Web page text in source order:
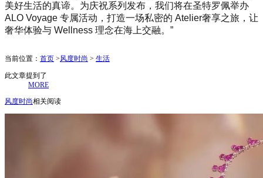
美好生活的真谛。为庆祝系列发布，我们将在圣特罗佩举办
ALO Voyage 专属活动，打造一场私密的 Atelier奢享之旅，让
奢华体验与 Wellness 理念在海上交融。”
当前位置： 首页 >风度时尚 > 生活
此文章提到了
MORE
风度时尚相关阅读